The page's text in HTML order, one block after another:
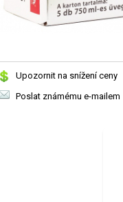
Upozornit na snížení ceny
Poslat známému e-mailem